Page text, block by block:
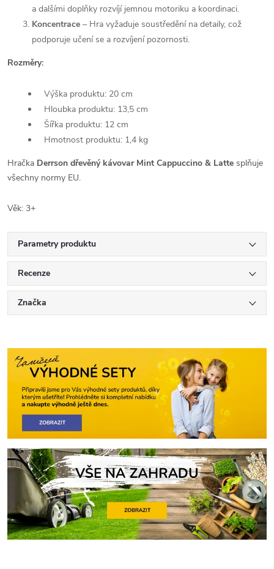
a dalšími doplňky rozvíjí jemnou motoriku a koordinaci.
Koncentrace – Hra vyžaduje soustředění na detaily, což
podporuje učení se a rozvíjení pozornosti.
Rozměry:
Výška produktu: 20 cm
Hloubka produktu: 13,5 cm
Šířka produktu: 12 cm
Hmotnost produktu: 1,4 kg
Hračka Derrson dřevěný kávovar Mint Cappuccino & Latte splňuje
všechny normy EU.
Věk: 3+
Parametry produktu
Recenze
Značka